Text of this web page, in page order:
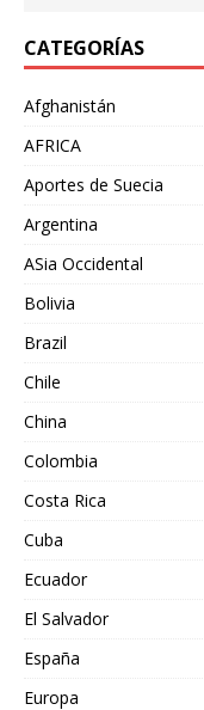
CATEGORÍAS
Afghanistán
AFRICA
Aportes de Suecia
Argentina
ASia Occidental
Bolivia
Brazil
Chile
China
Colombia
Costa Rica
Cuba
Ecuador
El Salvador
España
Europa